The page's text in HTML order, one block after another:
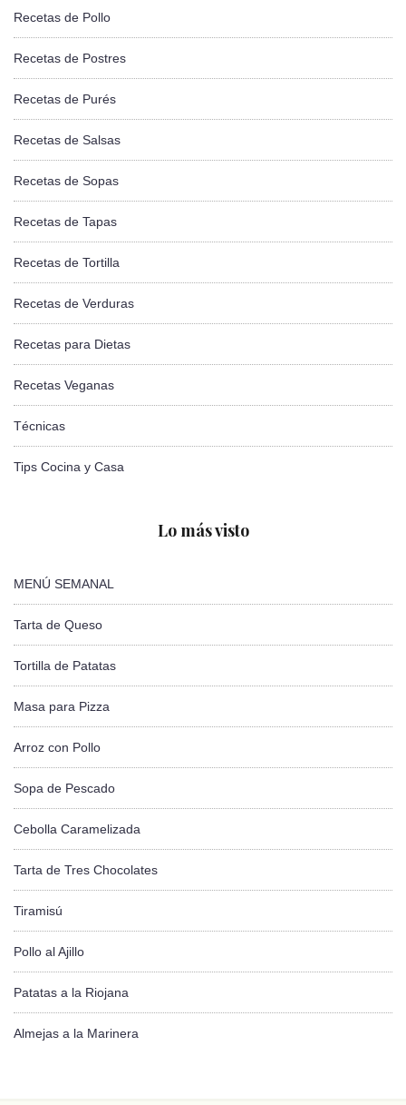
Recetas de Pollo
Recetas de Postres
Recetas de Purés
Recetas de Salsas
Recetas de Sopas
Recetas de Tapas
Recetas de Tortilla
Recetas de Verduras
Recetas para Dietas
Recetas Veganas
Técnicas
Tips Cocina y Casa
Lo más visto
MENÚ SEMANAL
Tarta de Queso
Tortilla de Patatas
Masa para Pizza
Arroz con Pollo
Sopa de Pescado
Cebolla Caramelizada
Tarta de Tres Chocolates
Tiramisú
Pollo al Ajillo
Patatas a la Riojana
Almejas a la Marinera